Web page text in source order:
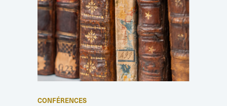
CONFÉRENCES